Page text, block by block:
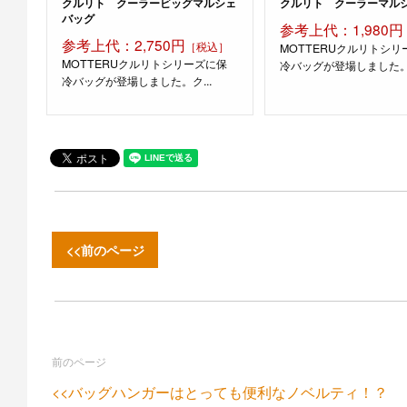
バッグ
参考上代：2,750円 ［税込］
MOTTERUクルリトシリーズに保
冷バッグが登場しました。ク...
参考上代：1,980円
MOTTERUクルリトシリ
冷バッグが登場しました
<<前のページ
前のページ
<<バッグハンガーはとっても便利なノベルティ！？